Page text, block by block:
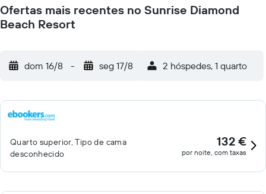
Ofertas mais recentes no Sunrise Diamond
Beach Resort
dom 16/8 - seg 17/8 2 hóspedes, 1 quarto
Quarto superior, Tipo de cama
desconhecido
132 €
por noite, com taxas